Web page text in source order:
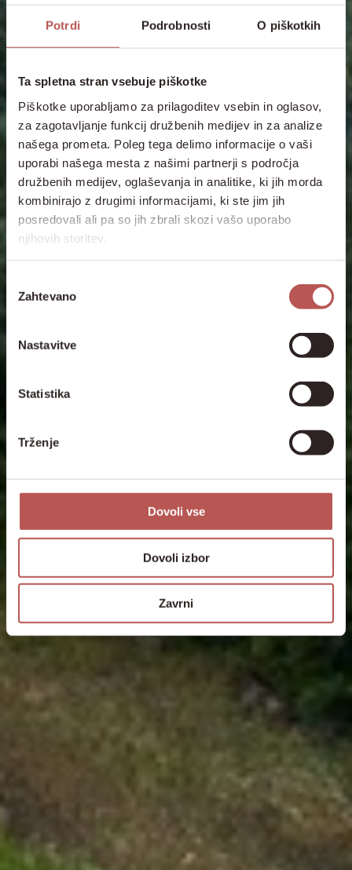
Potrdi Podrobnosti O piškotkih
Ta spletna stran vsebuje piškotke
Piškotke uporabljamo za prilagoditev vsebin in oglasov,
za zagotavljanje funkcij družbenih medijev in za analize
našega prometa. Poleg tega delimo informacije o vaši
uporabi našega mesta z našimi partnerji s področja
družbenih medijev, oglaševanja in analitike, ki jih morda
kombinirajo z drugimi informacijami, ki ste jim jih
posredovali ali pa so jih zbrali skozi vašo uporabo
njihovih storitev.
soglasja
Zahtevano
Nastavitve
Statistika
Trženje
Dovoli vse
Dovoli izbor
Zavrni